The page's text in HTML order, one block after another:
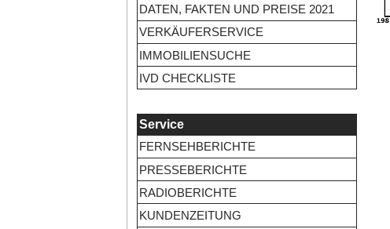
DATEN, FAKTEN UND PREISE 2021
VERKÄUFERSERVICE
IMMOBILIENSUCHE
IVD CHECKLISTE
Service
FERNSEHBERICHTE
PRESSEBERICHTE
RADIOBERICHTE
KUNDENZEITUNG